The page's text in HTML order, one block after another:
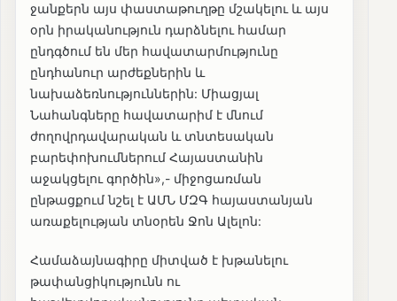
ջանքերն այս փաստաթուղթը մշակելու և այս
օրն իրականություն դարձնելու համար
ընդգծում են մեր հավատարմությունը
ընդհանուր արժեքներին և
նախաձեռնություններին: Միացյալ
Նահանգները հավատարիմ է մնում
ժողովրդավարական և տնտեսական
բարեփոխումներում Հայաստանին
աջակցելու գործին»,- միջոցառման
ընթացքում նշել է ԱՄՆ ՄԶԳ հայաստանյան
առաքելության տնօրեն Ջոն Ալելոն:
Համաձայնագիրը միտված է խթանելու
թափանցիկությունն ու